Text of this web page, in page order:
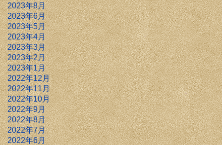
2023年8月
2023年6月
2023年5月
2023年4月
2023年3月
2023年2月
2023年1月
2022年12月
2022年11月
2022年10月
2022年9月
2022年8月
2022年7月
2022年6月